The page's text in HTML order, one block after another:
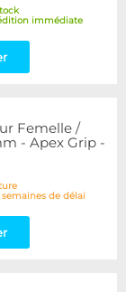
immédiate
Femelle /
- Apex Grip -
semaines de délai